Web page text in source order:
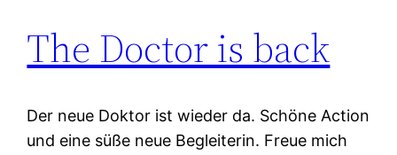
The Doctor is back
Der neue Doktor ist wieder da. Schöne Action
und eine süße neue Begleiterin. Freue mich